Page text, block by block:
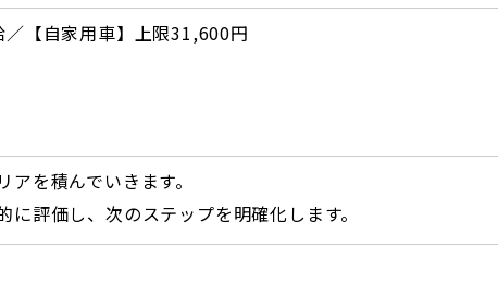
【自家用車】上限31,600円
を積んでいきます。
評価し、次のステップを明確化します。